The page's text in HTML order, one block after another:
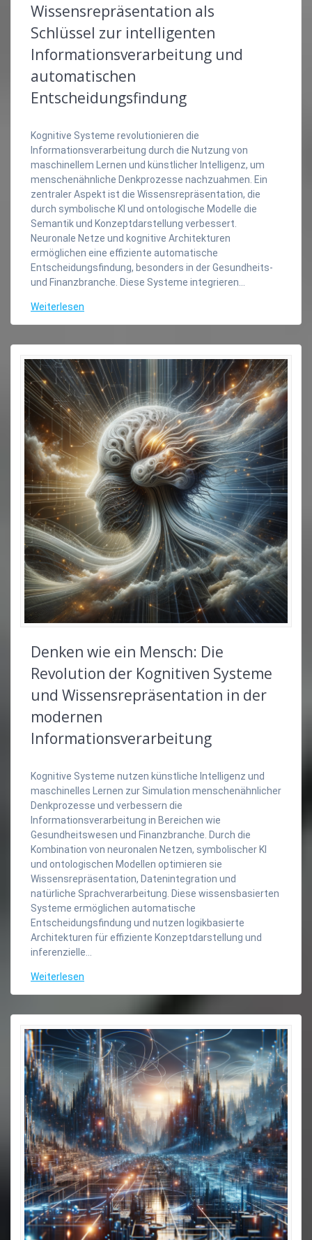
Wissensrepräsentation als
Schlüssel zur intelligenten
Informationsverarbeitung und
automatischen
Entscheidungsfindung
Kognitive Systeme revolutionieren die
Informationsverarbeitung durch die Nutzung von
maschinellem Lernen und künstlicher Intelligenz, um
menschenähnliche Denkprozesse nachzuahmen. Ein
zentraler Aspekt ist die Wissensrepräsentation, die
durch symbolische KI und ontologische Modelle die
Semantik und Konzeptdarstellung verbessert.
Neuronale Netze und kognitive Architekturen
ermöglichen eine effiziente automatische
Entscheidungsfindung, besonders in der Gesundheits-
und Finanzbranche. Diese Systeme integrieren…
Weiterlesen
Denken wie ein Mensch: Die
Revolution der Kognitiven Systeme
und Wissensrepräsentation in der
modernen
Informationsverarbeitung
Kognitive Systeme nutzen künstliche Intelligenz und
maschinelles Lernen zur Simulation menschenähnlicher
Denkprozesse und verbessern die
Informationsverarbeitung in Bereichen wie
Gesundheitswesen und Finanzbranche. Durch die
Kombination von neuronalen Netzen, symbolischer KI
und ontologischen Modellen optimieren sie
Wissensrepräsentation, Datenintegration und
natürliche Sprachverarbeitung. Diese wissensbasierten
Systeme ermöglichen automatische
Entscheidungsfindung und nutzen logikbasierte
Architekturen für effiziente Konzeptdarstellung und
inferenzielle…
Weiterlesen